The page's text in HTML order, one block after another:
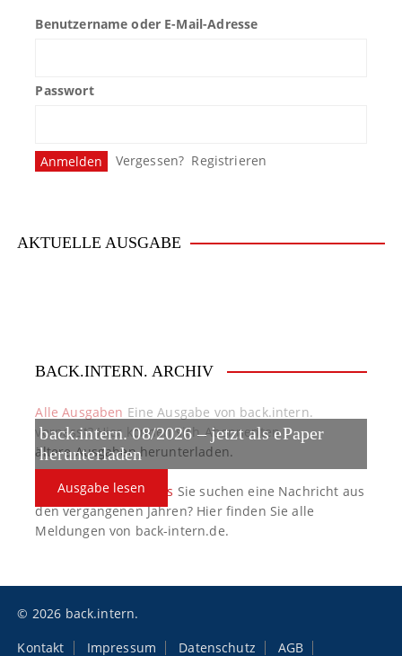
Benutzername oder E-Mail-Adresse
Passwort
Vergessen? Registrieren
AKTUELLE AUSGABE
back.intern. 08/2026 – jetzt als ePaper
herunterladen
Ausgabe lesen
BACK.INTERN. ARCHIV
Alle Ausgaben Eine Ausgabe von back.intern.
verpasst? Hier können sich Abonnenten
ältere Ausgaben herunterladen.
back.intern. Top-News Sie suchen eine Nachricht aus
den vergangenen Jahren? Hier finden Sie alle
Meldungen von back-intern.de.
© 2026 back.intern.
Kontakt
Impressum Datenschutz AGB